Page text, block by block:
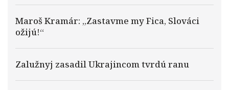
Maroš Kramár: „Zastavme my Fica, Slováci
ožijú!“
Zalužnyj zasadil Ukrajincom tvrdú ranu